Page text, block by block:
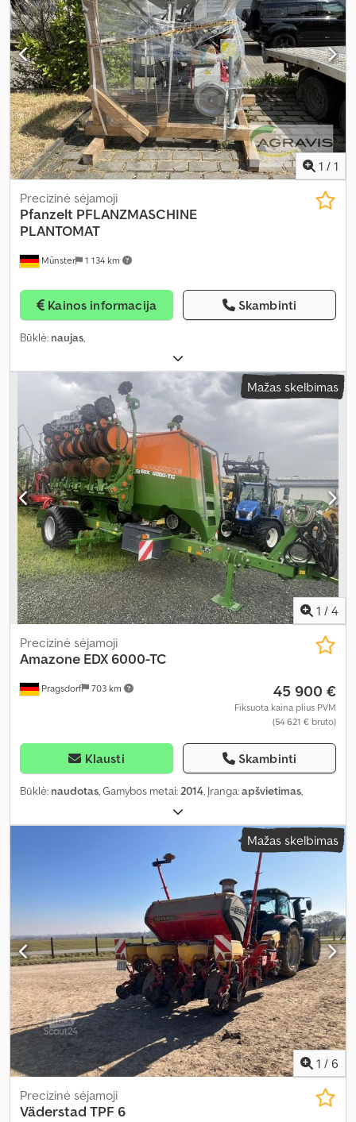
1 / 1
Münster 1 134 km
Precizinė sėjamoji
Pfanzelt PFLANZMASCHINE
PLANTOMAT
Kainos informacija Skambinti
Būklė: naujas,
Mažas skelbimas
1 / 4
Pragsdorf 703 km
Precizinė sėjamoji
Amazone EDX 6000-TC
45 900 €
Fiksuota kaina plius PVM
(54 621 € bruto)
Klausti Skambinti
Būklė: naudotas, Gamybos metai:2014, Įranga:apšvietimas,
Mažas skelbimas
1 / 6
Precizinė sėjamoji
Väderstad TPF 6